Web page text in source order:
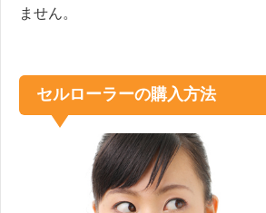
ません。
セルローラーの購入方法